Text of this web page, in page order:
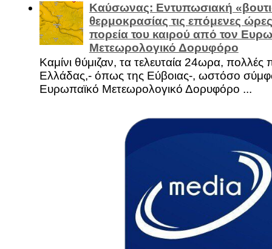
Καύσωνας: Εντυπωσιακή
θερμοκρασίας τις επόμενες
πορεία του καιρού από τον
Μετεωρολογικό Δορυφόρο
Καμίνι θύμιζαν, τα τελευταία 24ωρα, πολλές
Ελλάδας,- όπως της Εύβοιας-, ωστόσο
Ευρωπαϊκό Μετεωρολογικό Δορυφόρο ...